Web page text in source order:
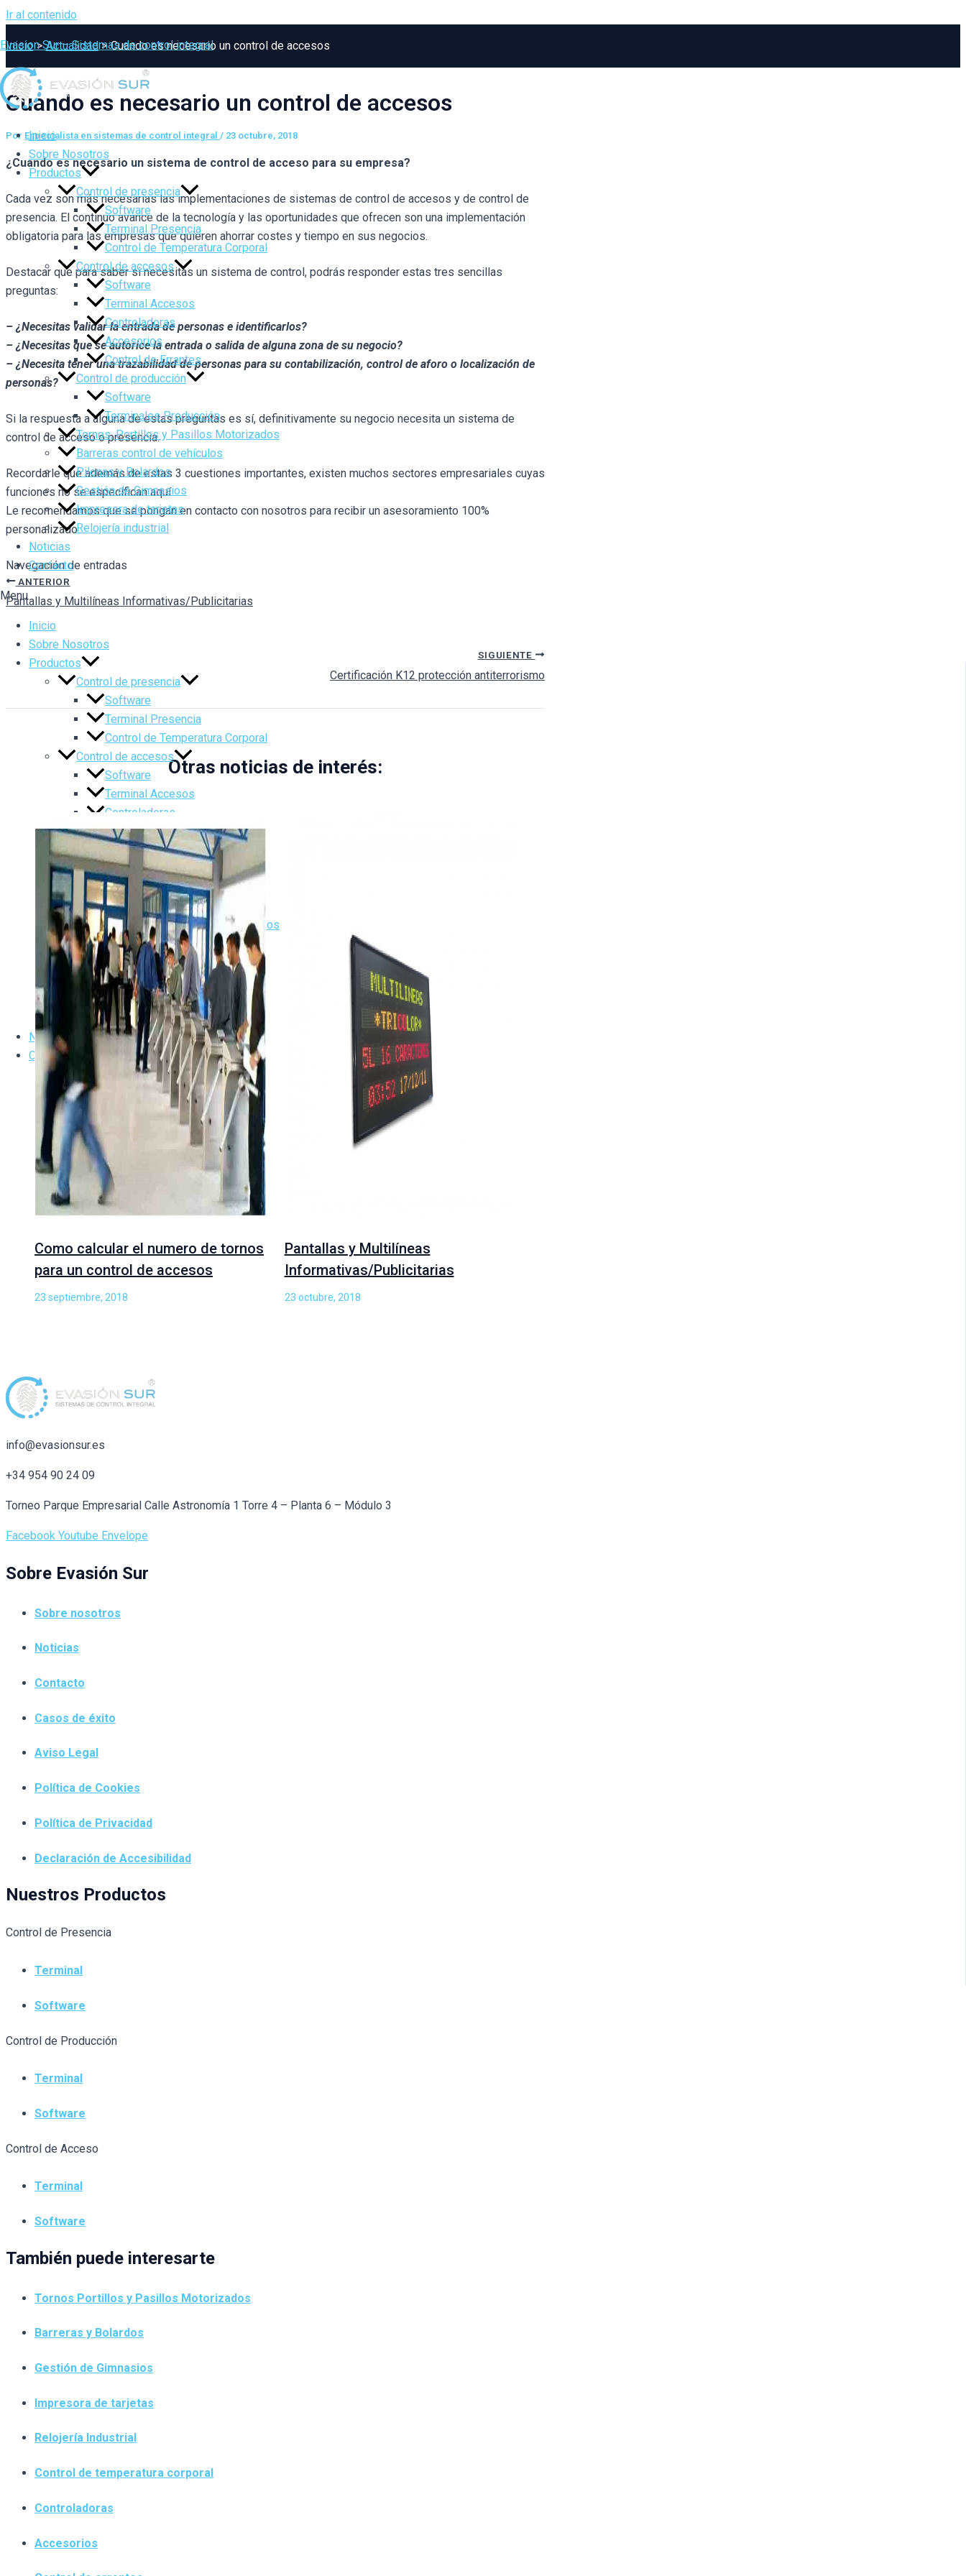
Ir al contenido
Evasion Sur – Sistemas de control integral
Inicio
Sobre Nosotros
Productos
Control de presencia
Software
Terminal Presencia
Control de Temperatura Corporal
Control de accesos
Software
Terminal Accesos
Controladoras
Accesorios
Control de Errantes
Control de producción
Software
Terminales Producción
Tornos, Portillos y Pasillos Motorizados
Barreras control de vehículos
Pilonas y Bolardos
Gestión de Gimnasios
Impresora de tarjetas
Relojería industrial
Noticias
Contacto
Menu
Inicio
Sobre Nosotros
Productos
Control de presencia
Software
Terminal Presencia
Control de Temperatura Corporal
Control de accesos
Software
Terminal Accesos
Controladoras
Accesorios
Control de Errantes
Control de producción
Software
Terminales Producción
Tornos, Portillos y Pasillos Motorizados
Barreras control de vehículos
Pilonas y Bolardos
Gestión de Gimnasios
Impresora de tarjetas
Relojería industrial
Noticias
Contacto
Inicio Actualidad Cuando es necesario un control de accesos
Cuando es necesario un control de accesos
Por Especialista en sistemas de control integral / 23 octubre, 2018
¿Cuando es necesario un sistema de control de acceso para su empresa?
Cada vez son más necesarias las implementaciones de sistemas de control de accesos y de control de
presencia. El continuo avance de la tecnología y las oportunidades que ofrecen son una implementación
obligatoria para las empresas que quieren ahorrar costes y tiempo en sus negocios.
Destacar que para saber si necesitas un sistema de control, podrás responder estas tres sencillas
preguntas:
– ¿Necesitas validar la entrada de personas e identificarlos?
– ¿Necesitas que se autorice la entrada o salida de alguna zona de su negocio?
– ¿Necesita tener una trazabilidad de personas para su contabilización, control de aforo o localización de
personas?
Si la respuesta a alguna de estas preguntas es sí, definitivamente su negocio necesita un sistema de
control de acceso o presencia.
Recordarle que además de estas 3 cuestiones importantes, existen muchos sectores empresariales cuyas
funciones no se especifican aquí.
Le recomendamos que se pongan en contacto con nosotros para recibir un asesoramiento 100%
personalizado.
Navegación de entradas
ANTERIOR
Pantallas y Multilíneas Informativas/Publicitarias
SIGUIENTE
Certificación K12 protección antiterrorismo
Otras noticias de interés:
Como calcular el numero de tornos
para un control de accesos
23 septiembre, 2018
Pantallas y Multilíneas
Informativas/Publicitarias
23 octubre, 2018
info@evasionsur.es
+34 954 90 24 09
Torneo Parque Empresarial Calle Astronomía 1 Torre 4 – Planta 6 – Módulo 3
Facebook Youtube Envelope
Sobre Evasión Sur
Sobre nosotros
Noticias
Contacto
Casos de éxito
Aviso Legal
Política de Cookies
Política de Privacidad
Declaración de Accesibilidad
Nuestros Productos
Control de Presencia
Terminal
Software
Control de Producción
Terminal
Software
Control de Acceso
Terminal
Software
También puede interesarte
Tornos Portillos y Pasillos Motorizados
Barreras y Bolardos
Gestión de Gimnasios
Impresora de tarjetas
Relojería Industrial
Control de temperatura corporal
Controladoras
Accesorios